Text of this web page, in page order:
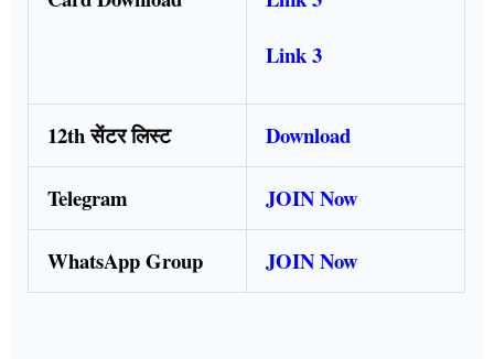
Link 3
12th सेंटर लिस्ट Download
Telegram JOIN Now
WhatsApp Group JOIN Now